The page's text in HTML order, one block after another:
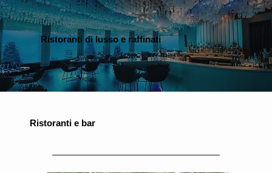
Ristoranti di lusso e raffinati
Ristoranti e bar